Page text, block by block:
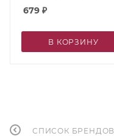
679 ₽
В КОРЗИНУ
СПИСОК БРЕНДОВ